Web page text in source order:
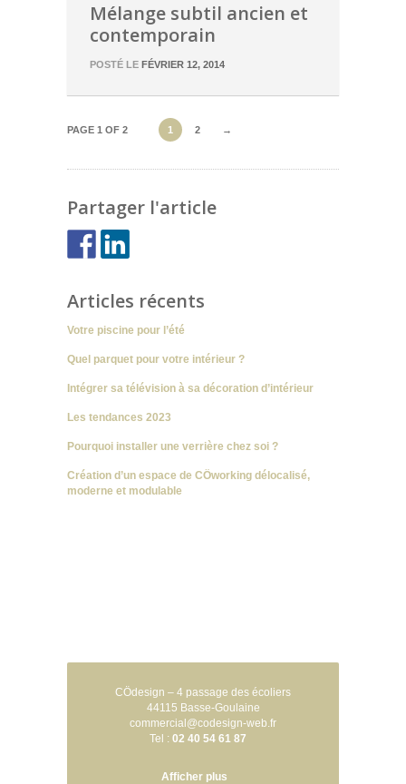
Mélange subtil ancien et
contemporain
POSTÉ LE FÉVRIER 12, 2014
PAGE 1 OF 2 1 2 →
Partager l'article
Articles récents
Votre piscine pour l’été
Quel parquet pour votre intérieur ?
Intégrer sa télévision à sa décoration d’intérieur
Les tendances 2023
Pourquoi installer une verrière chez soi ?
Création d’un espace de CÖworking délocalisé,
moderne et modulable
CÖdesign – 4 passage des écoliers
44115 Basse-Goulaine
commercial@codesign-web.fr
Tel : 02 40 54 61 87
Afficher plus